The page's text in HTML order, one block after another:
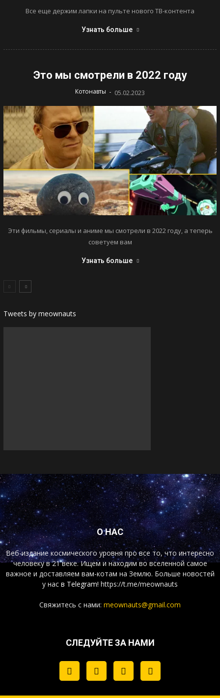
Все еще держим лапки на пульте нового ТВ-контента
Узнать больше
Это мы смотрели в 2022 году
Котонавты - 05.02.2023
Эти фильмы, сериалы и аниме мы смотрели в 2022 году, а теперь
советуем вам
Узнать больше
Tweets by meownauts
О НАС
Веб-издание космического уровня про все то, что интересно
человеку в 21 веке. Ищем и находим во вселенной самое
важное и доставляем вам-котам на Землю. Больше новостей
у нас в Telegram! https://t.me/meownauts
Свяжитесь с нами: meownauts@gmail.com
СЛЕДУЙТЕ ЗА НАМИ